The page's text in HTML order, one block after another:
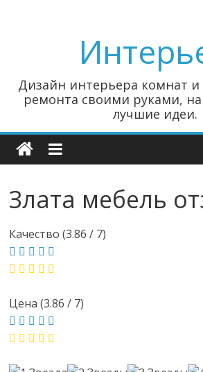
Дизайн интерьера комнат и
ремонта своими руками,
лучшие идеи.
Злата мебель
Качество (3.86 / 7)
Цена (3.86 / 7)